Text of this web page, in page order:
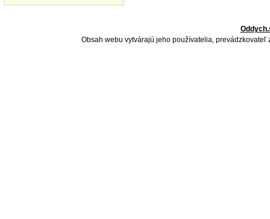
Obsah webu vytvárajú jeho používatelia,